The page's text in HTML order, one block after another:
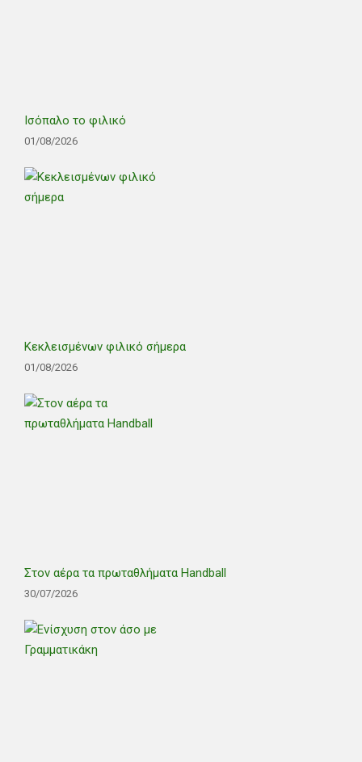
Ισόπαλο το φιλικό
01/08/2026
Κεκλεισμένων φιλικό σήμερα
01/08/2026
Στον αέρα τα πρωταθλήματα Handball
30/07/2026